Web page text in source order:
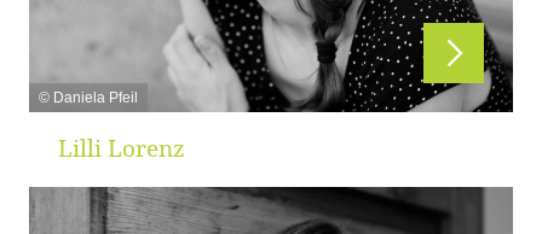
© Daniela Pfeil
Lilli Lorenz